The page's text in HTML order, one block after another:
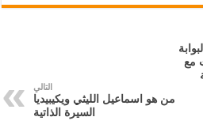
مع
التالي
من هو اسماعيل الليثي ويكيبيديا
السيرة الذاتية